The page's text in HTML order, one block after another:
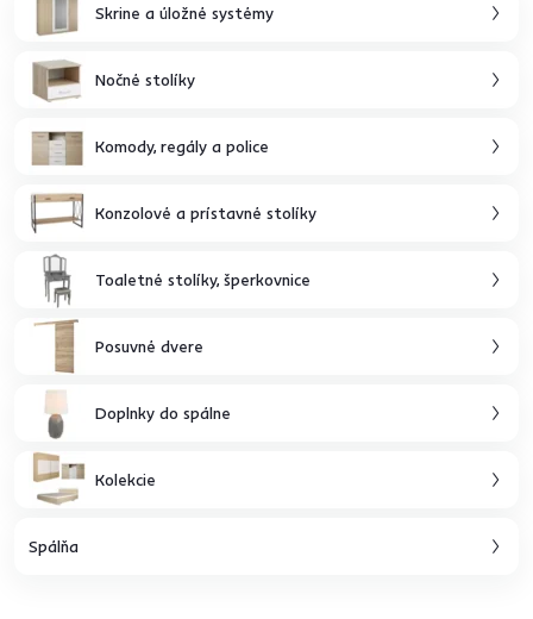
Skrine a úložné systémy
Nočné stolíky
Komody, regály a police
Konzolové a prístavné stolíky
Toaletné stolíky, šperkovnice
Posuvné dvere
Doplnky do spálne
Kolekcie
Spálňa